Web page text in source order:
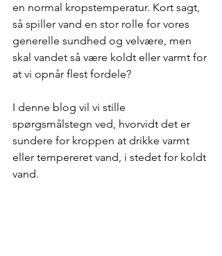
en normal kropstemperatur. Kort sagt,
så spiller vand en stor rolle for vores
generelle sundhed og velvære, men
skal vandet så være koldt eller varmt for
at vi opnår flest fordele?
I denne blog vil vi stille
spørgsmålstegn ved, hvorvidt det er
sundere for kroppen at drikke varmt
eller tempereret vand, i stedet for koldt
vand.